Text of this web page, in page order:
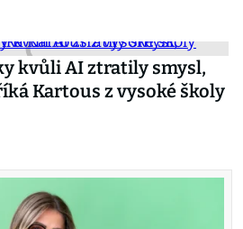
kvůli AI ztratily smysl,
Kartous z vysoké školy